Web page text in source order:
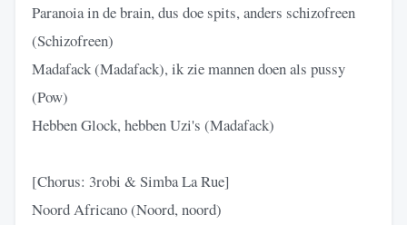
Paranoia in de brain, dus doe spits, anders schizofreen
(Schizofreen)
Madafack (Madafack), ik zie mannen doen als pussy
(Pow)
Hebben Glock, hebben Uzi's (Madafack)
[Chorus: 3robi & Simba La Rue]
Noord Africano (Noord, noord)